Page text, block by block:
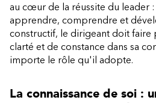
au cœur de la réussite du leader
apprendre, comprendre et
constructif, le dirigeant doit faire
clarté et de constance dans sa
importe le rôle qu'il adopte.
La connaissance de soi :